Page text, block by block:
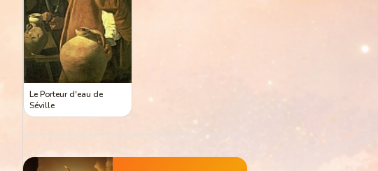
Le Porteur d'eau de
Séville